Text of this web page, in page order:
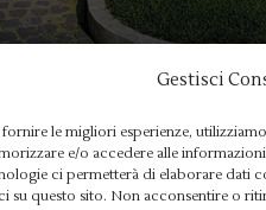
Gestisci
fornire le migliori esperienze,
e/o accedere alle
ci permetterà di elaborare dati
su questo sito. Non acconsentire o
mille